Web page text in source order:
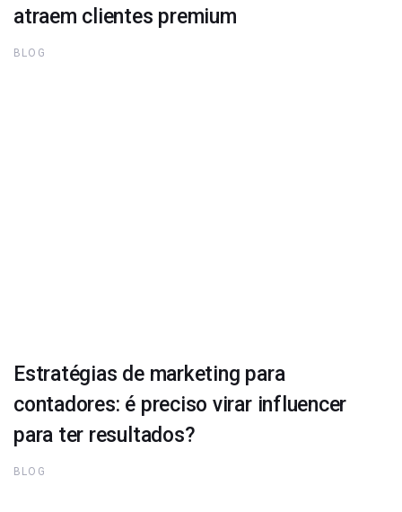
atraem clientes premium
BLOG
Estratégias de marketing para
contadores: é preciso virar influencer
para ter resultados?
BLOG